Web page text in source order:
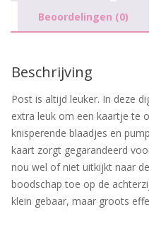
Beoordelingen (0)
Beschrijving
Post is altijd leuker. In deze
extra leuk om een kaartje te
knisperende blaadjes en
kaart zorgt gegarandeerd
nou wel of niet uitkijkt naar
boodschap toe op de
klein gebaar, maar groots